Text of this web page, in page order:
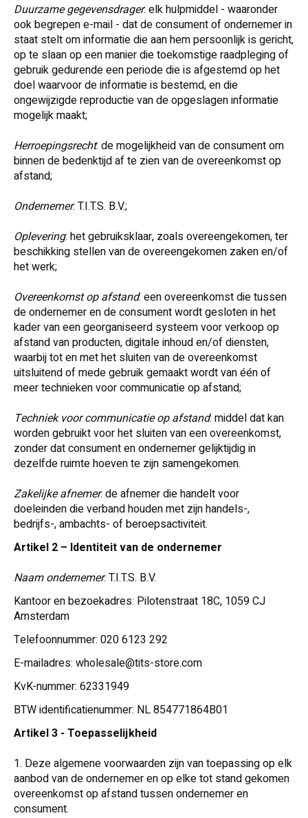
Duurzame gegevensdrager: elk hulpmiddel - waaronder
ook begrepen e-mail - dat de consument of ondernemer in
staat stelt om informatie die aan hem persoonlijk is gericht,
op te slaan op een manier die toekomstige raadpleging of
gebruik gedurende een periode die is afgestemd op het
doel waarvoor de informatie is bestemd, en die
ongewijzigde reproductie van de opgeslagen informatie
mogelijk maakt;
Herroepingsrecht: de mogelijkheid van de consument om
binnen de bedenktijd af te zien van de overeenkomst op
afstand;
Ondernemer: T.I.T.S. B.V.;
Oplevering: het gebruiksklaar, zoals overeengekomen, ter
beschikking stellen van de overeengekomen zaken en/of
het werk;
Overeenkomst op afstand: een overeenkomst die tussen
de ondernemer en de consument wordt gesloten in het
kader van een georganiseerd systeem voor verkoop op
afstand van producten, digitale inhoud en/of diensten,
waarbij tot en met het sluiten van de overeenkomst
uitsluitend of mede gebruik gemaakt wordt van één of
meer technieken voor communicatie op afstand;
Techniek voor communicatie op afstand: middel dat kan
worden gebruikt voor het sluiten van een overeenkomst,
zonder dat consument en ondernemer gelijktijdig in
dezelfde ruimte hoeven te zijn samengekomen.
Zakelijke afnemer: de afnemer die handelt voor
doeleinden die verband houden met zijn handels-,
bedrijfs-, ambachts- of beroepsactiviteit.
Artikel 2 – Identiteit van de ondernemer
Naam ondernemer: T.I.T.S. B.V.
Kantoor en bezoekadres: Pilotenstraat 18C, 1059 CJ
Amsterdam
Telefoonnummer: 020 6123 292
E-mailadres: wholesale@tits-store.com
KvK-nummer: 62331949
BTW identificatienummer: NL 854771864B01
Artikel 3 - Toepasselijkheid
1. Deze algemene voorwaarden zijn van toepassing op elk
aanbod van de ondernemer en op elke tot stand gekomen
overeenkomst op afstand tussen ondernemer en
consument.